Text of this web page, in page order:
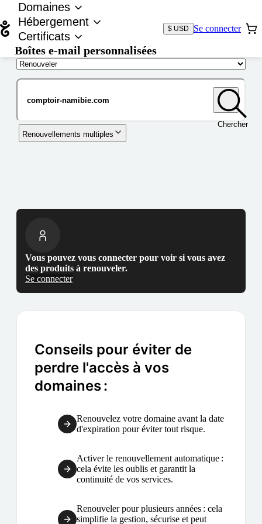
Domaines
Hébergement
Certificats
Boîtes e-mail personnalisées
$ USD Se connecter
Chercher
Renouvellements multiples
Vous pouvez vous connecter pour voir si vous avez
des produits à renouveler.
Se connecter
Conseils pour éviter de
perdre l'accès à vos
domaines :
Renouvelez votre domaine avant la date
d'expiration pour éviter tout risque.
Activer le renouvellement automatique :
cela évite les oublis et garantit la
continuité de vos services.
Renouveler pour plusieurs années : cela
simplifie la gestion, sécurise et peut